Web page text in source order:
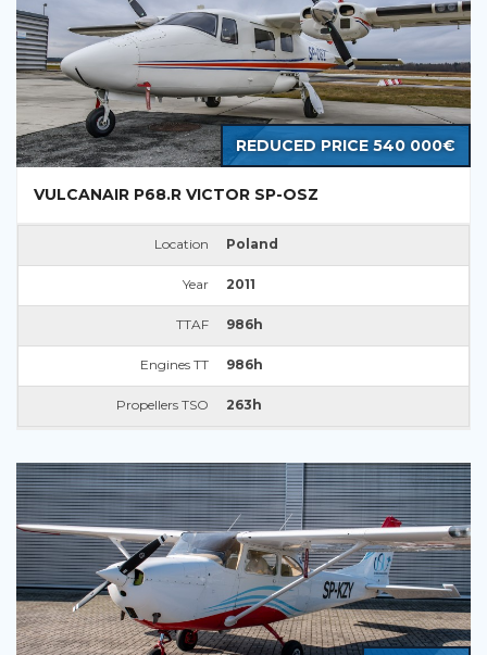
REDUCED PRICE 540 000€
VULCANAIR P68.R VICTOR SP-OSZ
Location Poland
Year 2011
TTAF 986h
Engines TT 986h
Propellers TSO 263h